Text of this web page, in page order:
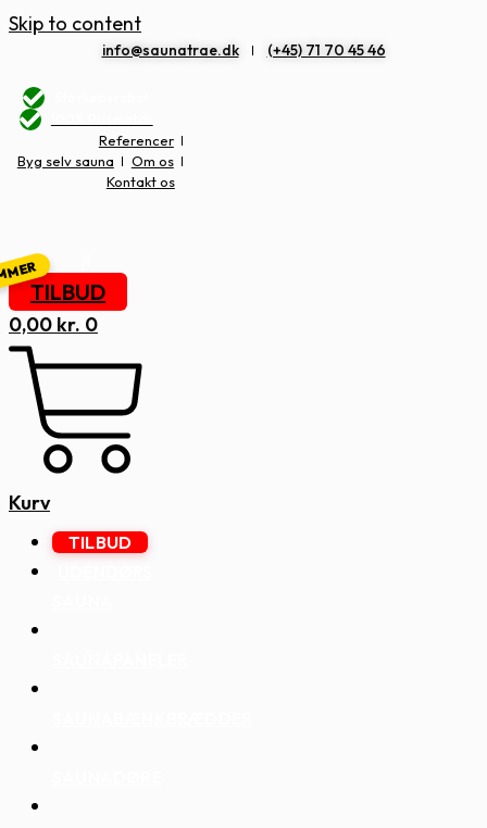
Skip to content
info@saunatrae.dk (+45) 71 70 45 46
Referencer
Byg selv sauna
Om os
Kontakt os
TILBUD
0,00 kr. 0
Kurv
TILBUD